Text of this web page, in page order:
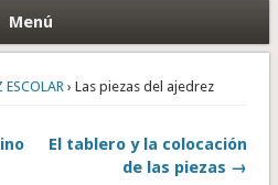
Menú
ESCOLAR› Las piezas del ajedrez
El tablero y la colocación
de las piezas →